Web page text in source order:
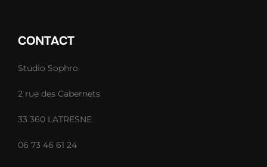
CONTACT
Studio Sophro
2 rue des Cabernets
33 360 LATRESNE
06 73 46 61 24